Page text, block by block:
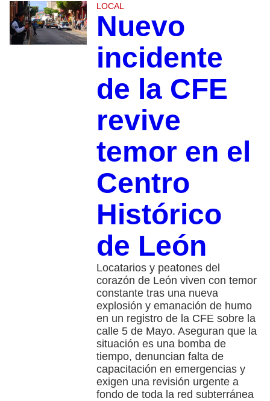
LOCAL
Nuevo
incidente
de la CFE
revive
temor en el
Centro
Histórico
de León
Locatarios y peatones del
corazón de León viven con temor
constante tras una nueva
explosión y emanación de humo
en un registro de la CFE sobre la
calle 5 de Mayo. Aseguran que la
situación es una bomba de
tiempo, denuncian falta de
capacitación en emergencias y
exigen una revisión urgente a
fondo de toda la red subterránea